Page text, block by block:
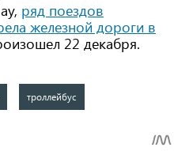
ряд поездов
железной дороги в
22 декабря.
троллейбус